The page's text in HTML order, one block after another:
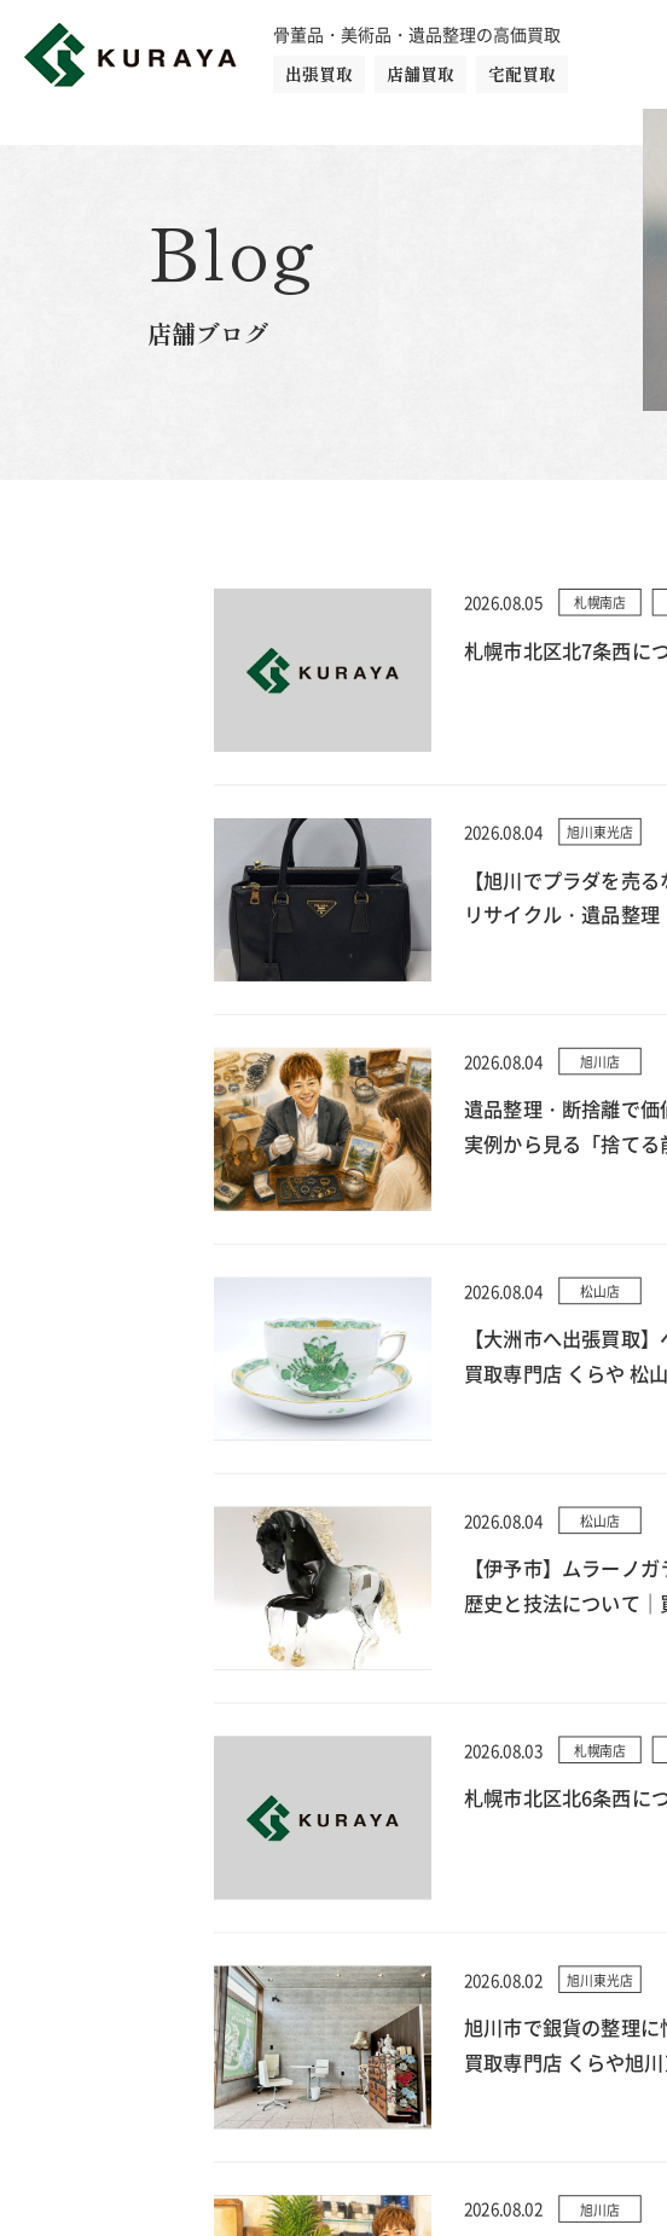
骨董品・美術品・遺品整理の高価買取
出張買取
店舗買取 宅配買取
ダイヤモンド
楽器
Blog
店舗ブログ
2026.08.05 札幌南店
札幌市北区北7条西に
2026.08.04 旭川東光店
【旭川でプラダを売
リサイクル・遺品整理
2026.08.04 旭川店
遺品整理・断捨離で
実例から見る「捨て
2026.08.04 松山店
【大洲市へ出張買取
買取専門店 くらや 松
2026.08.04 松山店
【伊予市】ムラーノ
歴史と技法について
2026.08.03 札幌南店
札幌市北区北6条西に
2026.08.02 旭川東光店
旭川市で銀貨の整理
買取専門店 くらや旭
2026.08.02 旭川店